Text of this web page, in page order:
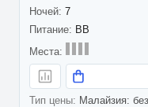
7
BB
Малайзия: